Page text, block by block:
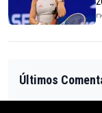
Últimos